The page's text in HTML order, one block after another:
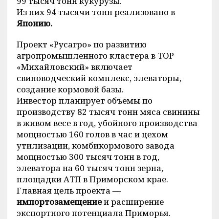
Из них 94 тысячи тонн реализовано в
Японию.
Проект «Русагро» по развитию
агропромышленного кластера в ТОР
«Михайловский» включает
свиноводческий комплекс, элеваторы,
создание кормовой базы.
Инвестор планирует объемы по
производству 82 тысяч тонн мяса свинины
в живом весе в год, убойного производства
мощностью 160 голов в час и цехом
утилизации, комбикормового завода
мощностью 300 тысяч тонн в год,
элеватора на 60 тысяч тонн зерна,
площадки АТП в Приморском крае.
Главная цель проекта —
импортозамещениеи расширение
экспортного потенциала Приморья.